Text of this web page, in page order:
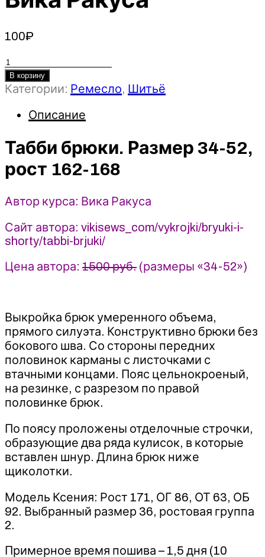
100₽
Количество
товара
Табби
Размер
52,
рост
162-
-
Vikisews
-
Ракуса
В корзину
Категории: Ремесло, Шитьё
Описание
Табби брюки. Размер 34-52,
рост 162-168
Автор курса: Вика Ракуса
Сайт автора: vikisews_com/vykrojki/bryuki-i-
shorty/tabbi-brjuki/
Цена автора: 1500 руб. (размеры «34-52»)
Выкройка брюк умеренного объема,
прямого силуэта. Конструктивно брюки без
бокового шва. Со стороны передних
половинок карманы с листочками с
втачными концами. Пояс цельнокроеный,
на резинке, с разрезом по правой
половинке брюк.
По поясу проложены отделочные строчки,
образующие два ряда кулисок, в которые
вставлен шнур. Длина брюк ниже
щиколотки.
Модель Ксения: Рост 171, ОГ 86, ОТ 63, ОБ
92. Выбранный размер 36, ростовая группа
2.
Примерное время пошива – 1,5 дня (10